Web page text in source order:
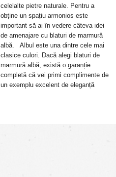
celelalte pietre naturale. Pentru a
obține un spațiu armonios este
important să ai în vedere câteva idei
de amenajare cu blaturi de marmură
albă. Albul este una dintre cele mai
clasice culori. Dacă alegi blaturi de
marmură albă, există o garanție
completă că vei primi complimente de
exemplu excelent de eleganță